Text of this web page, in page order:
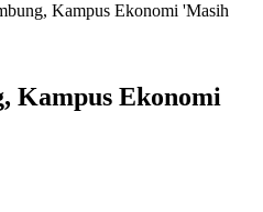
Kampus Ekonomi 'Masih
Kampus Ekonomi